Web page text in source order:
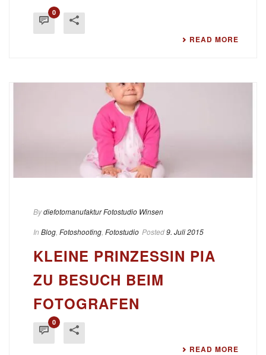
0
READ MORE
Bydiefotomanufaktur Fotostudio Winsen
In Blog Fotoshooting Fotostudio Posted9. Juli 2015
KLEINE PRINZESSIN PIA
ZU BESUCH BEIM
FOTOGRAFEN
0
READ MORE